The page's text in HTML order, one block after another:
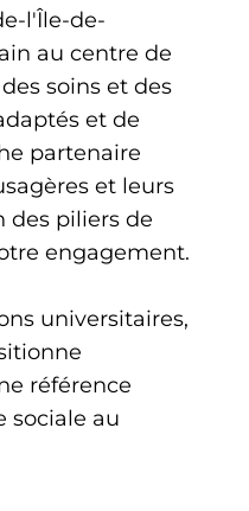
l'Île-de-
au centre de
soins et des
et de
partenaire
et leurs
des piliers de
engagement.
universitaires,
référence
sociale au